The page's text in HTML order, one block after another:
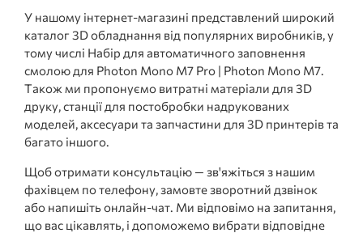
У нашому інтернет-магазині представлений широкий
каталог 3D обладнання від популярних виробників, у
тому числі Набір для автоматичного заповнення
смолою для Photon Mono M7 Pro | Photon Mono M7.
Також ми пропонуємо витратні матеріали для 3D
друку, станції для постобробки надрукованих
моделей, аксесуари та запчастини для 3D принтерів та
багато іншого.
Щоб отримати консультацію — зв'яжіться з нашим
фахівцем по телефону, замовте зворотний дзвінок
або напишіть онлайн-чат. Ми відповімо на запитання,
що вас цікавлять, і допоможемо вибрати відповідне